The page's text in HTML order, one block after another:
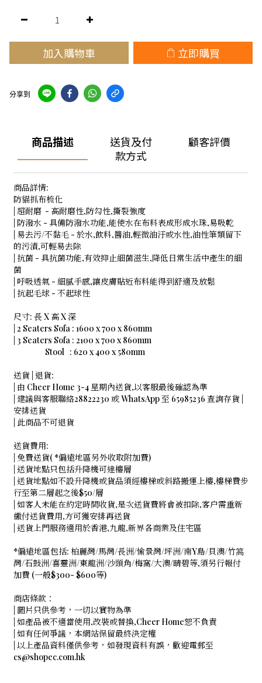
加入購物車 立即購買
分享到
商品描述
送貨及付
款方式
顧客評價
商品詳情:
防貓抓布梳化
| 超耐磨 - 高耐磨性,防勾性,撕裂強度
| 防潑水 - 具備防潑水功能,能使水在布料表成形成水珠,易吸乾
| 易去污/不黏毛 - 於水,飲料,醬油,輕微油汙或水性,油性筆類留下
的污漬,可輕易去除
| 抗菌 - 具抗菌功能,有效抑止細菌滋生,降低日常生活中產生的細
菌
| 呼吸透氣 - 細腻手感,讓皮膚貼近布料能得到舒適及放鬆
| 抗起毛球 - 不起球性
尺寸: 長 X 高 X 深
| 2 Seaters Sofa : 1600 x 700 x 860mm
| 3 Seaters Sofa : 2100 x 700 x 860mm
Stool : 620 x 400 x 580mm
送貨 | 退貨:
| 由 Cheer Home 3-4 星期內送貨,以客服最後確認為準
| 建議與客服聯絡28822230 或 WhatsApp 至 65985236 查詢存貨 |
安排送貨
| 此商品不可退貨
送貨費用:
| 免費送貨( *偏遠地區另外收取附加費)
| 送貨地點只包括升降機可達樓層
| 送貨地點如不設升降機或貨品須經樓梯或斜路搬運上樓,樓梯費步
行至第二層起之後$50/層
| 如客人未能在約定時間收貨,是次送貨費將會被扣除,客户需重新
繳付送貨費用,方可獲安排再送貨
| 送貨上門服務適用於香港,九龍,新界各商業及住宅區
*偏遠地區包括: 柏麗灣/馬灣/長洲/愉景灣/坪洲/南Y島/貝澳/竹䈑
灣/石鼓洲/喜靈洲/東龍洲/沙頭角/梅窩/大澳/晴碧等,須另行報付
加費 (一般$300- $600等)
商店條款：
| 圖片只供參考，一切以實物為準
| 如產品被不適當使用,改裝或替換,Cheer Home恕不負責
| 如有任何爭議，本網站保留最終決定權
| 以上產品資料僅供參考，如發現資料有誤，歡迎電郵至
cs@shopec.com.hk